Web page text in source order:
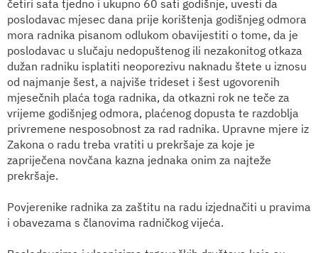
četiri sata tjedno i ukupno 60 sati godišnje, uvesti da
poslodavac mjesec dana prije korištenja godišnjeg odmora
mora radnika pisanom odlukom obavijestiti o tome, da je
poslodavac u slučaju nedopuštenog ili nezakonitog otkaza
dužan radniku isplatiti neoporezivu naknadu štete u iznosu
od najmanje šest, a najviše trideset i šest ugovorenih
mjesečnih plaća toga radnika, da otkazni rok ne teče za
vrijeme godišnjeg odmora, plaćenog dopusta te razdoblja
privremene nesposobnost za rad radnika. Upravne mjere iz
Zakona o radu treba vratiti u prekršaje za koje je
zapriječena novčana kazna jednaka onim za najteže
prekršaje.
Povjerenike radnika za zaštitu na radu izjednačiti u pravima
i obavezama s članovima radničkog vijeća.